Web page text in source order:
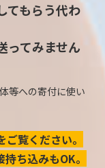
てもらう代わ
ってみません
等への寄付に使い
覧ください。
ち込みもOK。